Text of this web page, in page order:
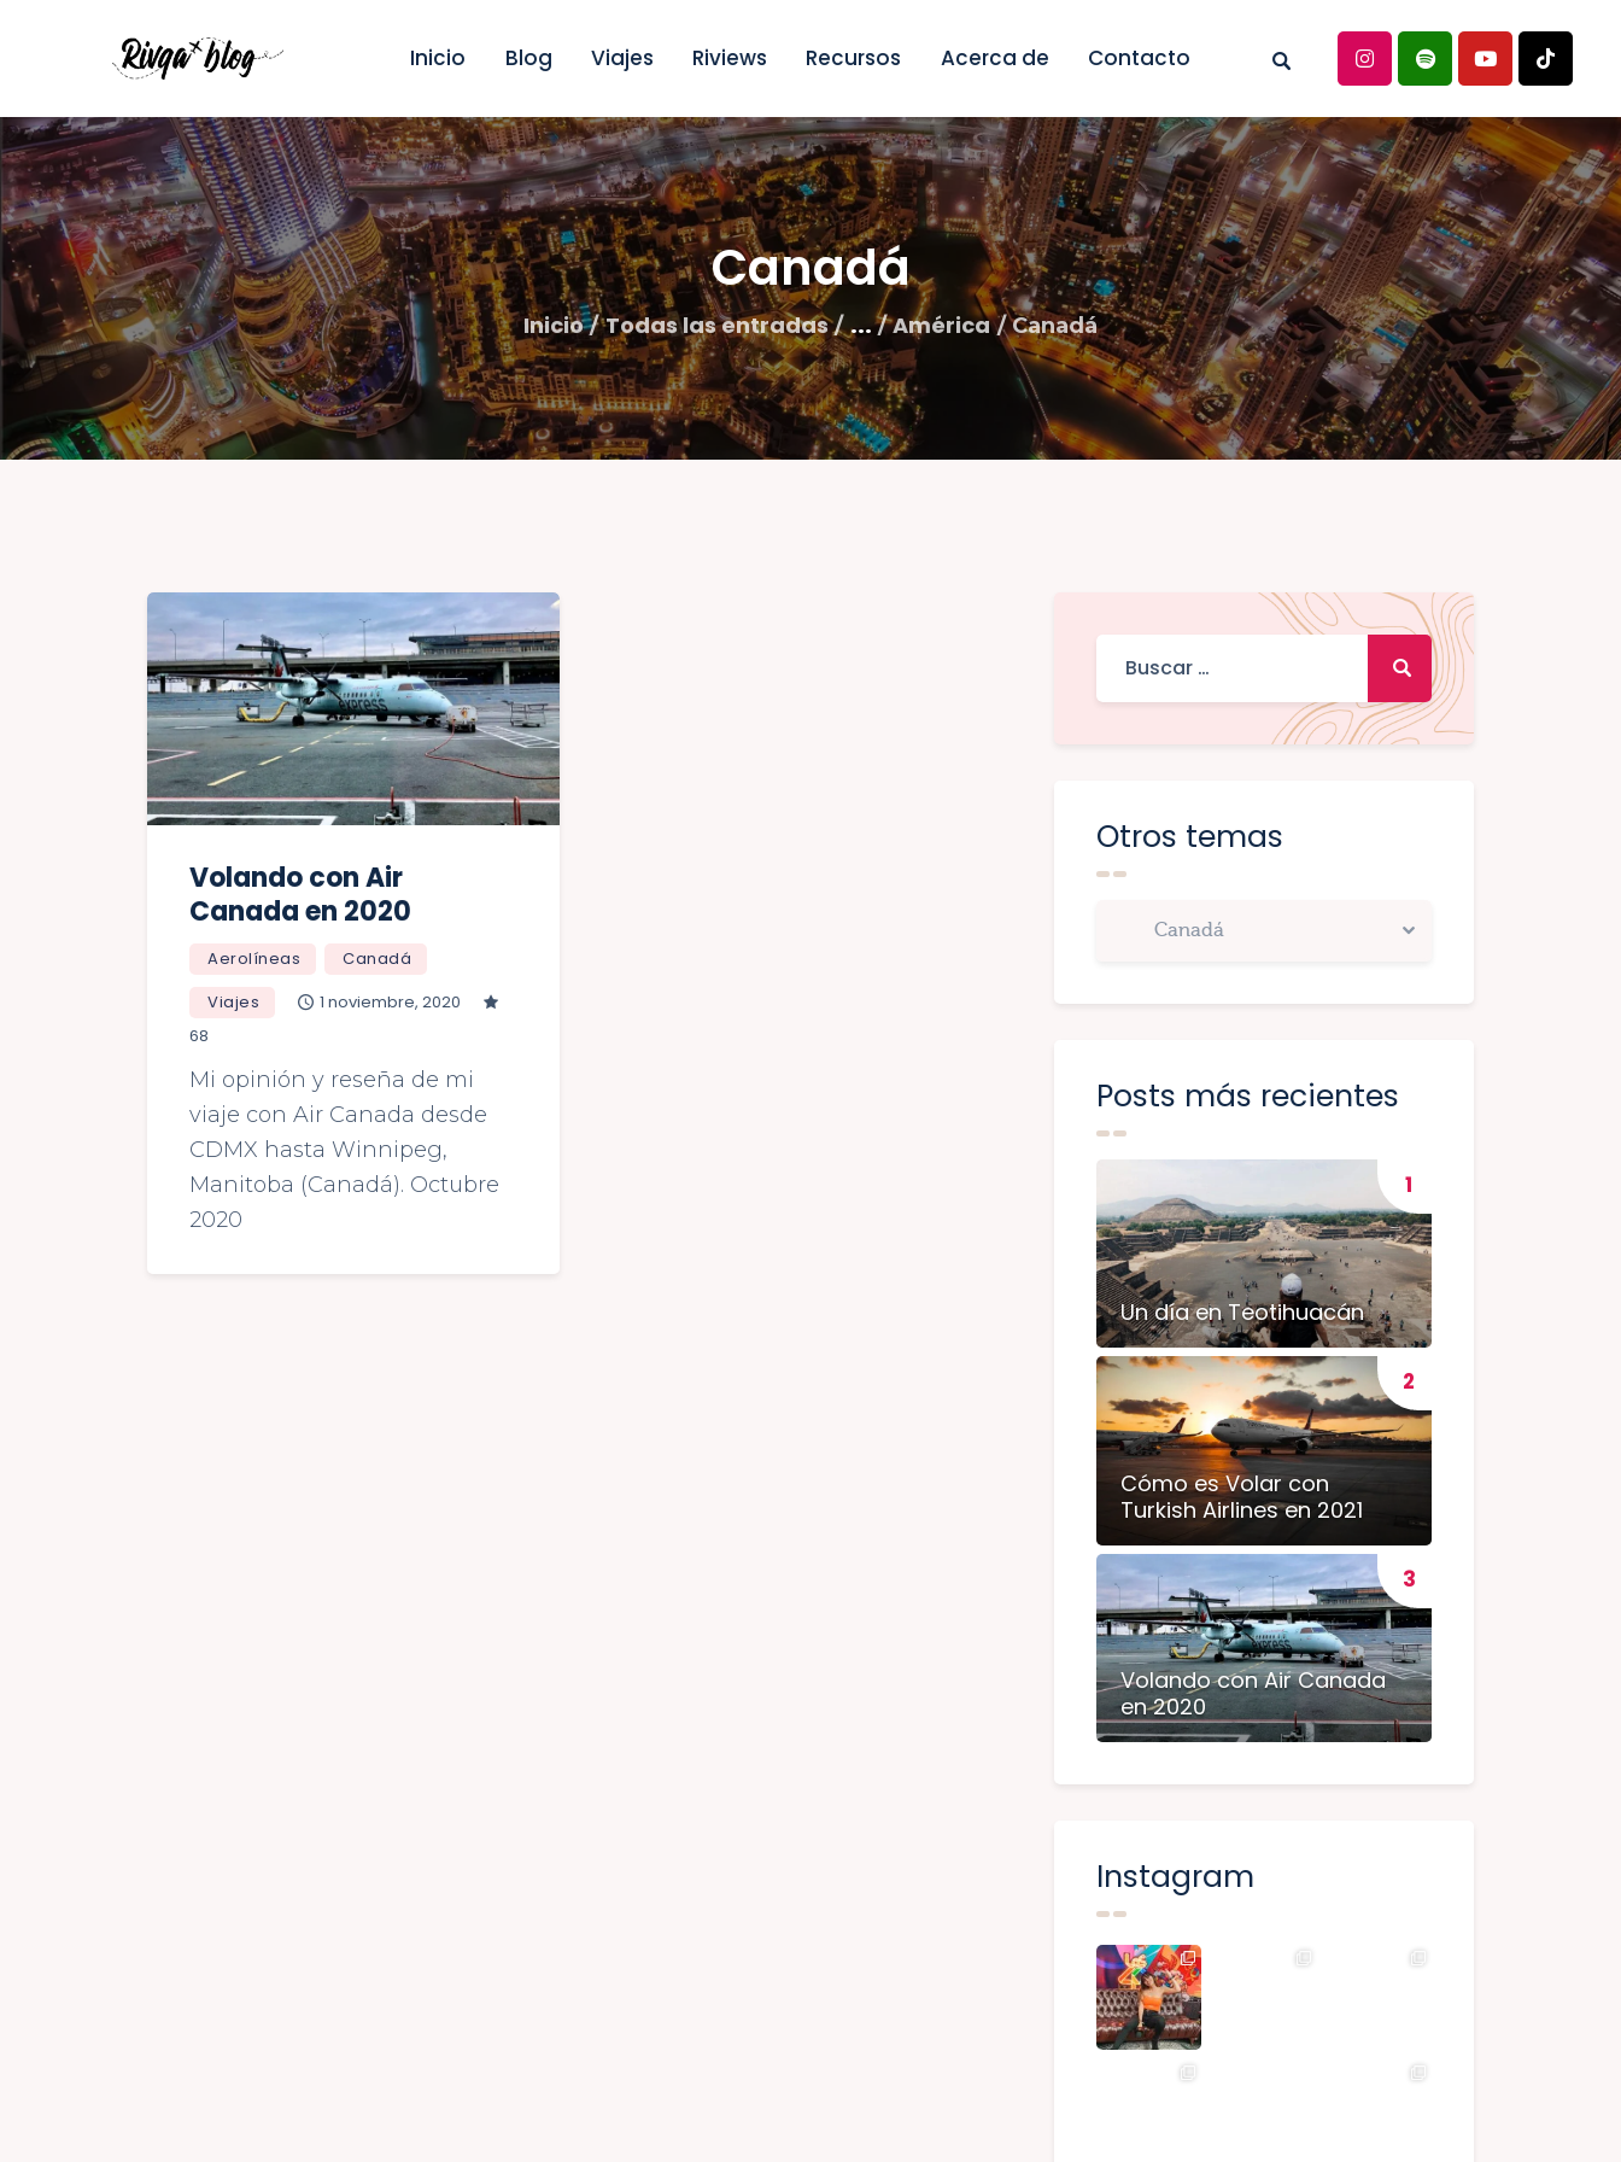
Inicio Blog Viajes Riviews Recursos Acerca de Contacto
Canadá
Inicio Todas las entradas ... América Canadá
Viajes
Riviews
Recursos
Acerca de
Contacto
Volando con Air
Canada en 2020
Aerolíneas
Canadá
Viajes
1 noviembre, 2020
68
Mi opinión y reseña de mi
viaje con Air Canada desde
CDMX hasta Winnipeg,
Manitoba (Canadá). Octubre
2020
Otros temas
Posts más recientes
Un día en Teotihuacán
Cómo es Volar con
Turkish Airlines en 2021
Volando con Air Canada
en 2020
Instagram